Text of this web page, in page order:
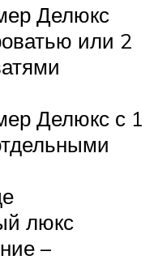
Делюкс
или 2
Делюкс с 1
люкс
–